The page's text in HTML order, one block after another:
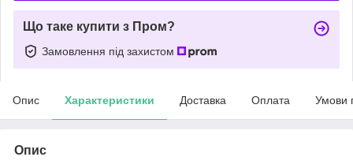
Що таке купити з Пром?
Замовлення під захистом
Опис Характеристики Доставка Оплата Умови
Опис